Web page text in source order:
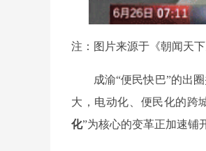
注：图片来源于《朝闻天下
成渝“便民快巴”的出
大，电动化、便民化的跨
化”为核心的变革正加速铺